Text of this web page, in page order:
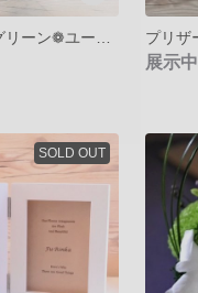
展示中
SOLD OUT